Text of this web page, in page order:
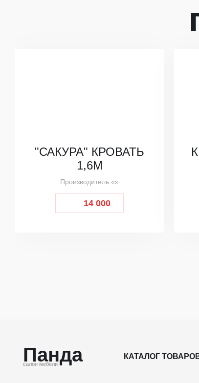
"САКУРА" КРОВАТЬ
1,6М
Производитель «»
14 000
Панда
салон мебели
КАТАЛОГ